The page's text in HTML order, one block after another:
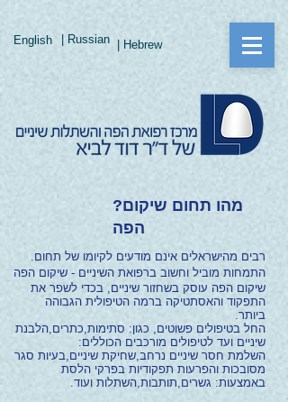
English | Russian | Hebrew
.רבים מהישראלים אינם מודעים לקיומו של תחום
התמחות מוביל וחשוב ברפואת השיניים - שיקום הפה
שיקום הפה עוסק בשחזור שיניים, בכדי לשפר את
התפקוד והאסתטיקה ברמה הטיפולית הגבוהה
ביותר.
החל בטיפולים פשוטים, כגון: סתימות,כתרים,הלבנת
שיניים ועד לטיפולים מורכבים הכוללים:
השלמת חסר שיניים נרחב,שחיקת שיניים,בעיות סגר
מסובכות והפרעות תפקודיות בפרקי הלסת
באמצעות: גשרים,תותבות,השתלות ועוד.
?מהו תחום שיקום
הפה